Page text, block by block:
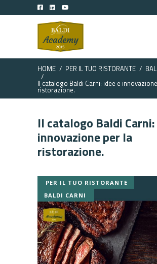
HOME PER IL TUO RISTORANTE
Il catalogo Baldi Carni: idee e
ristorazione.
Il catalogo Baldi
innovazione per la
ristorazione.
PER IL TUO RISTORANTE
BALDI CARNI